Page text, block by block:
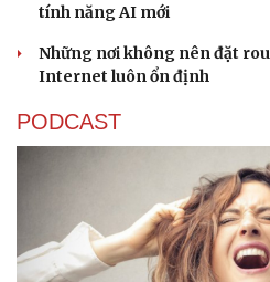
Sức khỏe
Dinh dưỡng - món ngon
Cây thuốc
tính năng AI mới
Những nơi không nên đặt
Internet luôn ổn định
PODCAST